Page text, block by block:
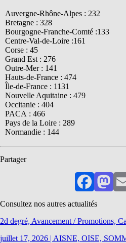
Auvergne-Rhône-Alpes : 232
Bretagne : 328
Bourgogne-Franche-Comté :133
Centre-Val-de-Loire :161
Corse : 45
Grand Est : 276
Outre-Mer : 141
Hauts-de-France : 474
Île-de-France : 1131
Nouvelle Aquitaine : 479
Occitanie : 404
PACA : 466
Pays de la Loire : 289
Normandie : 144
Partager
Facebook
Consultez nos autres actualités
2d degré, Avancement / Promotions,
juillet 17, 2026 | AISNE, OISE,